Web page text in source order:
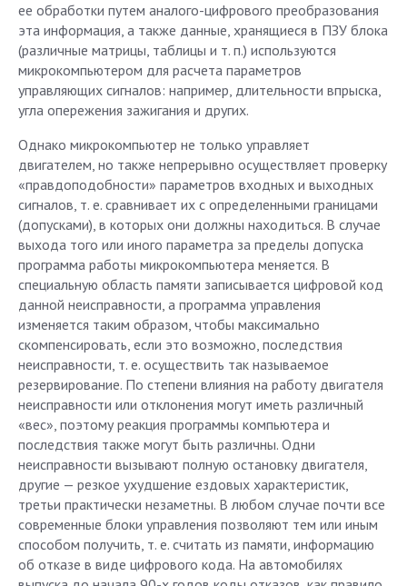
ее обработки путем аналого-цифрового преобразования
эта информация, а также данные, хранящиеся в ПЗУ блока
(различные матрицы, таблицы и т. п.) используются
микрокомпьютером для расчета параметров
управляющих сигналов: например, длительности впрыска,
угла опережения зажигания и других.
Однако микрокомпьютер не только управляет
двигателем, но также непрерывно осуществляет проверку
«правдоподобности» параметров входных и выходных
сигналов, т. е. сравнивает их с определенными границами
(допусками), в которых они должны находиться. В случае
выхода того или иного параметра за пределы допуска
программа работы микрокомпьютера меняется. В
специальную область памяти записывается цифровой код
данной неисправности, а программа управления
изменяется таким образом, чтобы максимально
скомпенсировать, если это возможно, последствия
неисправности, т. е. осуществить так называемое
резервирование. По степени влияния на работу двигателя
неисправности или отклонения могут иметь различный
«вес», поэтому реакция программы компьютера и
последствия также могут быть различны. Одни
неисправности вызывают полную остановку двигателя,
другие — резкое ухудшение ездовых характеристик,
третьи практически незаметны. В любом случае почти все
современные блоки управления позволяют тем или иным
способом получить, т. е. считать из памяти, информацию
об отказе в виде цифрового кода. На автомобилях